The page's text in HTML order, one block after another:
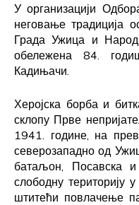
У организацији
неговање традиција
Града Ужица и
обележена 84.
Кадињачи.
Херојска борба и
склопу Прве
1941. године, на
северозападно од
батаљон, Посавска
слободну територију
штитећи повлачење